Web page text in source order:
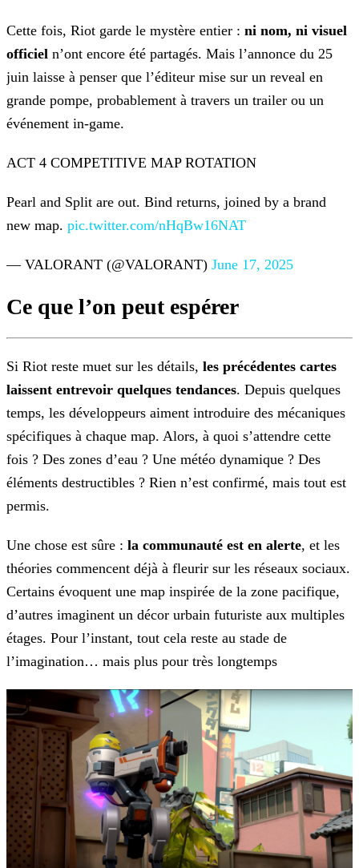
Cette fois, Riot garde le mystère entier : ni nom, ni visuel
officiel n’ont encore été partagés. Mais l’annonce du 25
juin laisse à penser que l’éditeur mise sur un reveal en
grande pompe, probablement à travers un trailer ou un
événement in-game.
ACT 4 COMPETITIVE MAP ROTATION
Pearl and Split are out. Bind returns, joined by a brand
new map. pic.twitter.com/nHqBw16NAT
— VALORANT (@VALORANT) June 17, 2025
Ce que l’on peut espérer
Si Riot reste muet sur les détails, les précédentes cartes
laissent entrevoir quelques tendances. Depuis quelques
temps, les développeurs aiment introduire des mécaniques
spécifiques à chaque map. Alors, à quoi s’attendre cette
fois ? Des zones d’eau ? Une météo dynamique ? Des
éléments destructibles ? Rien n’est confirmé, mais tout est
permis.
Une chose est sûre : la communauté est en alerte, et les
théories commencent déjà à fleurir sur les réseaux sociaux.
Certains évoquent une map inspirée de la zone pacifique,
d’autres imaginent un décor urbain futuriste aux multiples
étages. Pour l’instant, tout cela reste au stade de
l’imagination… mais plus pour très longtemps